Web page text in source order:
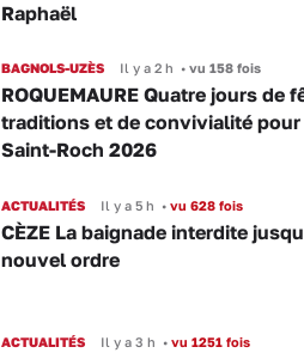
Raphaël
BAGNOLS-UZÈS Il y a 2 h •vu 158 fois
ROQUEMAURE Quatre jours de
traditions et de convivialité pour
Saint-Roch 2026
ACTUALITÉS Il y a 5 h •vu 628 fois
CÈZE La baignade interdite
nouvel ordre
ACTUALITÉS Il y a 3 h •vu 1251 fois